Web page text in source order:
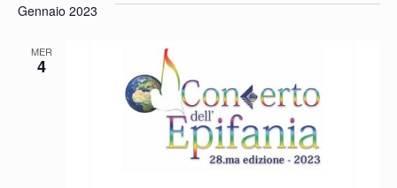
Gennaio 2023
MER
4